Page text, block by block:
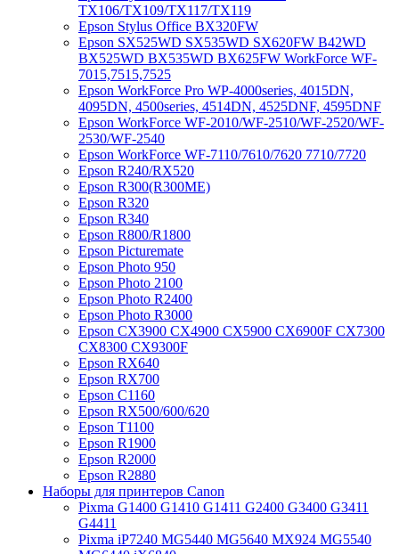
TX106/TX109/TX117/TX119
Epson Stylus Office BX320FW
Epson SX525WD SX535WD SX620FW B42WD
BX525WD BX535WD BX625FW WorkForce WF-
7015,7515,7525
Epson WorkForce Pro WP-4000series, 4015DN,
4095DN, 4500series, 4514DN, 4525DNF, 4595DNF
Epson WorkForce WF-2010/WF-2510/WF-2520/WF-
2530/WF-2540
Epson WorkForce WF-7110/7610/7620 7710/7720
Epson R240/RX520
Epson R300(R300ME)
Epson R320
Epson R340
Epson R800/R1800
Epson Picturemate
Epson Photo 950
Epson Photo 2100
Epson Photo R2400
Epson Photo R3000
Epson CX3900 CX4900 CX5900 CX6900F CX7300
CX8300 CX9300F
Epson RX640
Epson RX700
Epson C1160
Epson RX500/600/620
Epson T1100
Epson R1900
Epson R2000
Epson R2880
Наборы для принтеров Canon
Pixma G1400 G1410 G1411 G2400 G3400 G3411
G4411
Pixma iP7240 MG5440 MG5640 MX924 MG5540